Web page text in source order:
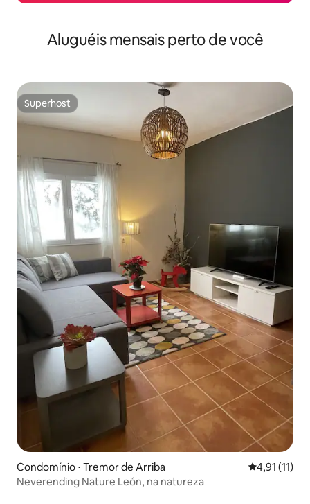
Aluguéis mensais perto de você
Superhost
Superhost
Condomínio ⋅ Tremor de Arriba 4,91 de uma
4,91 (11)
Neverending Nature León, na natureza